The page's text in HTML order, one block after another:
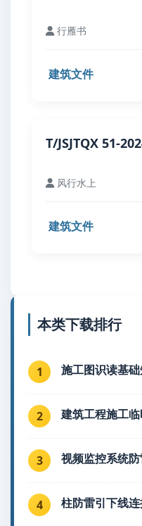
行雁书
建筑文件
T/JSJTQX 51-
风行水上
建筑文件
本类下载排行
1 施工图识读基
2 建筑工程施工
3 视频监控系统
4 柱防雷引下线